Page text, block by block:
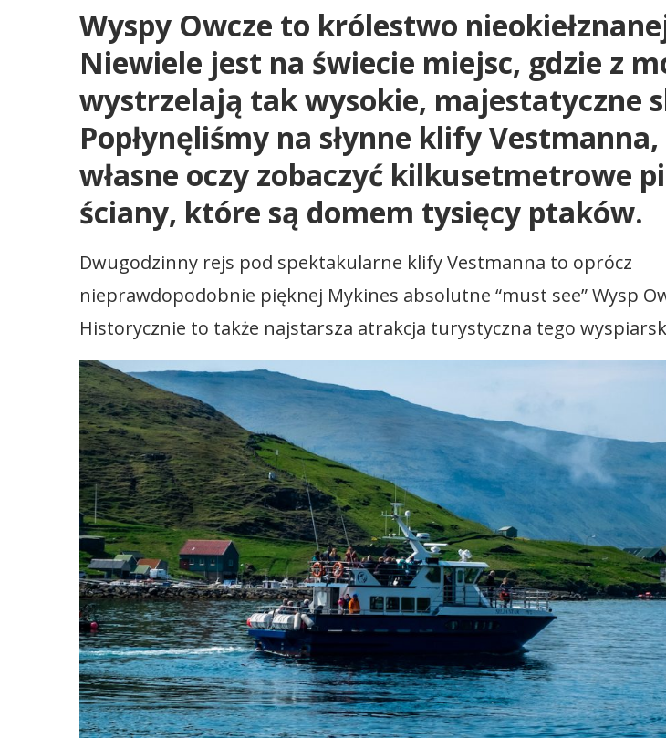
Wyspy Owcze to królestwo
Niewiele jest na świecie miejsc, gdzie z
wystrzelają tak wysokie, majestatyczne
Popłynęliśmy na słynne klify
własne oczy zobaczyć kilkusetmetrowe
ściany, które są domem tysięcy ptaków.
Dwugodzinny rejs pod spektakularne klify Vestmanna to oprócz
nieprawdopodobnie pięknej Mykines absolutne “must see” Wysp
Historycznie to także najstarsza atrakcja turystyczna tego